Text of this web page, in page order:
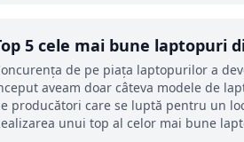
5 cele mai bune laptopuri
de pe piaţa laptopurilor a
aveam doar câteva modele de
producători care se luptă pentru un
unui top al celor mai bune